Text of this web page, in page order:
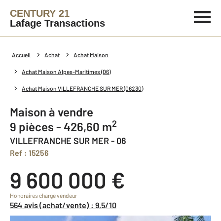
CENTURY 21
Lafage Transactions
Accueil Achat Achat Maison
Achat Maison Alpes-Maritimes (06)
Achat Maison VILLEFRANCHE SUR MER (06230)
Maison à vendre
9 pièces - 426,60 m2
VILLEFRANCHE SUR MER - 06
Ref : 15256
9 600 000 €
Honoraires charge vendeur
564 avis (achat/vente) : 9,5/10